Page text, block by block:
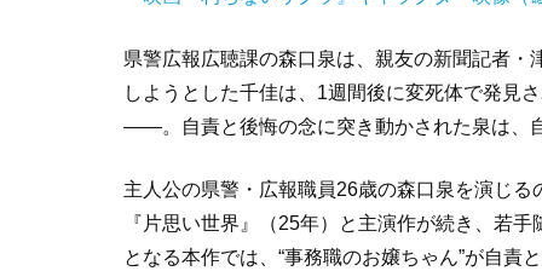
県警広報広聴課の森口泉は、親友の新聞記者
しようとした千佳は、1週間後に変死体で発見
——。自責と後悔の念に突き動かされた泉は、
主人公の県警・広報職員26歳の森口泉を演じ
『片思い世界』（25年）と主演作が続き、若
となる本作では、“事務職のお嬢ちゃん”が自